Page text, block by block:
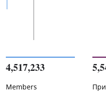
4,517,233
Members